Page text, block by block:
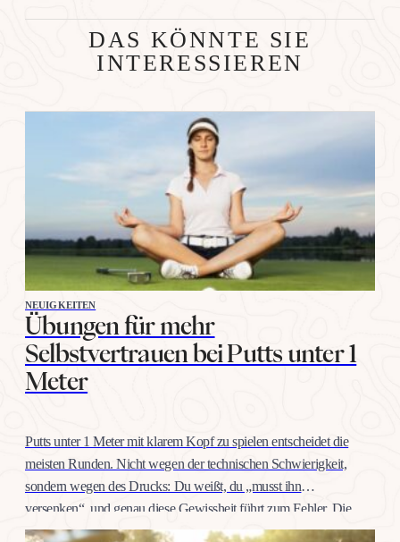
DAS KÖNNTE SIE
INTERESSIEREN
NEUIGKEITEN
Übungen für mehr
Selbstvertrauen bei Putts unter 1
Meter
Putts unter 1 Meter mit klarem Kopf zu spielen entscheidet die
meisten Runden. Nicht wegen der technischen Schwierigkeit,
sondern wegen des Drucks: Du weißt, du „musst ihn
versenken“, und genau diese Gewissheit führt zum Fehler. Die
gute Nachricht: Selbstvertrauen auf dieser Distanz trainiert man